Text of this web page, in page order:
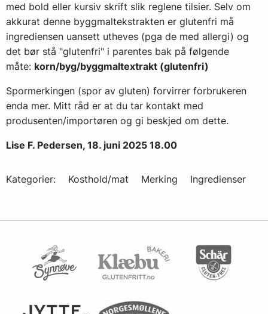
med bold eller kursiv skrift slik reglene tilsier. Selv om
akkurat denne byggmaltekstrakten er glutenfri må
ingrediensen uansett utheves (pga de med allergi) og
det bør stå "glutenfri" i parentes bak på følgende
måte: korn/byg/byggmaltextrakt (glutenfri)
Spormerkingen (spor av gluten) forvirrer forbrukeren
enda mer. Mitt råd er at du tar kontakt med
produsenten/importøren og gi beskjed om dette.
Lise F. Pedersen, 18. juni 2025 18.00
Kategorier: Kosthold/mat Merking Ingredienser